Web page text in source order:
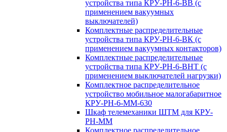
устройства типа КРУ-РН-6-ВВ (с
применением вакуумных
выключателей)
Комплектные распределительные
устройства типа КРУ-РН-6-ВК (с
применением вакуумных контакторов)
Комплектные распределительные
устройства типа КРУ-РН-6-ВНТ (с
применением выключателей нагрузки)
Комплектное распределительное
устройство мобильное малогабаритное
КРУ-РН-6-ММ-630
Шкаф телемеханики ШТМ для КРУ-
РН-ММ
Комплектное распределительное